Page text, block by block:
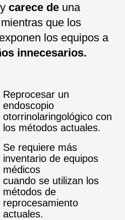
y carece de una
que los
los equipos a
innecesarios.
Reprocesar un
endoscopio
otorrinolaringológico con
los métodos actuales.
Se requiere más
inventario de equipos
médicos
cuando se utilizan los
métodos de
reprocesamiento
actuales.